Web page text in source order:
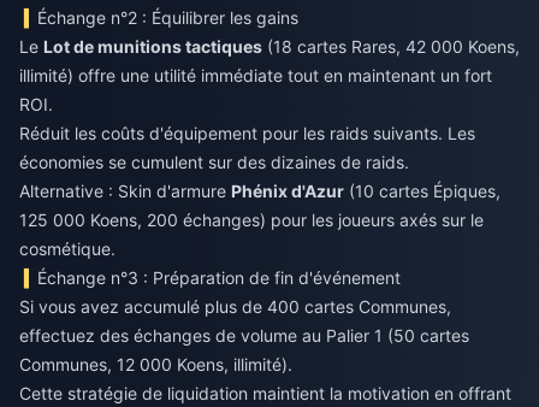
Échange n°2 : Équilibrer les gains
Le Lot de munitions tactiques (18 cartes Rares, 42 000 Koens,
illimité) offre une utilité immédiate tout en maintenant un fort
ROI.
Réduit les coûts d'équipement pour les raids suivants. Les
économies se cumulent sur des dizaines de raids.
Alternative : Skin d'armure Phénix d'Azur (10 cartes Épiques,
125 000 Koens, 200 échanges) pour les joueurs axés sur le
cosmétique.
Échange n°3 : Préparation de fin d'événement
Si vous avez accumulé plus de 400 cartes Communes,
effectuez des échanges de volume au Palier 1 (50 cartes
Communes, 12 000 Koens, illimité).
Cette stratégie de liquidation maintient la motivation en offrant